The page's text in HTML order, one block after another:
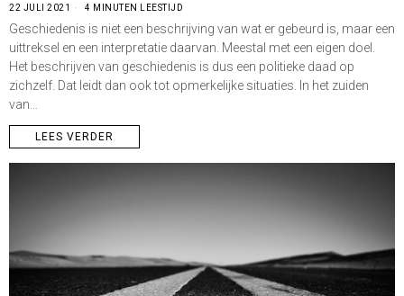
22 JULI 2021 4 MINUTEN LEESTIJD
Geschiedenis is niet een beschrijving van wat er gebeurd is, maar een
uittreksel en een interpretatie daarvan. Meestal met een eigen doel.
Het beschrijven van geschiedenis is dus een politieke daad op
zichzelf. Dat leidt dan ook tot opmerkelijke situaties. In het zuiden
van…
LEES VERDER